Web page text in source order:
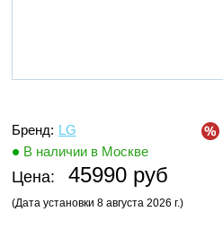
Бренд: LG
В наличии в Москве
Цена: 45990 руб
(Дата установки 8 августа 2026 г.)